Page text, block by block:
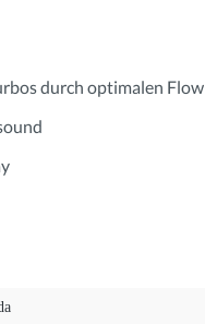
durch optimalen Flow